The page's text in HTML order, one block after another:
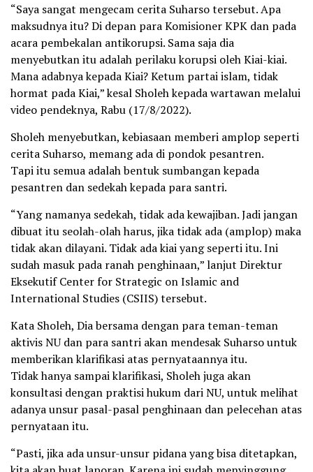
“Saya sangat mengecam cerita Suharso tersebut. Apa
maksudnya itu? Di depan para Komisioner KPK dan pada
acara pembekalan antikorupsi. Sama saja dia
menyebutkan itu adalah perilaku korupsi oleh Kiai-kiai.
Mana adabnya kepada Kiai? Ketum partai islam, tidak
hormat pada Kiai,” kesal Sholeh kepada wartawan melalui
video pendeknya, Rabu (17/8/2022).
Sholeh menyebutkan, kebiasaan memberi amplop seperti
cerita Suharso, memang ada di pondok pesantren.
Tapi itu semua adalah bentuk sumbangan kepada
pesantren dan sedekah kepada para santri.
“Yang namanya sedekah, tidak ada kewajiban. Jadi jangan
dibuat itu seolah-olah harus, jika tidak ada (amplop) maka
tidak akan dilayani. Tidak ada kiai yang seperti itu. Ini
sudah masuk pada ranah penghinaan,” lanjut Direktur
Eksekutif Center for Strategic on Islamic and
International Studies (CSIIS) tersebut.
Kata Sholeh, Dia bersama dengan para teman-teman
aktivis NU dan para santri akan mendesak Suharso untuk
memberikan klarifikasi atas pernyataannya itu.
Tidak hanya sampai klarifikasi, Sholeh juga akan
konsultasi dengan praktisi hukum dari NU, untuk melihat
adanya unsur pasal-pasal penghinaan dan pelecehan atas
pernyataan itu.
“Pasti, jika ada unsur-unsur pidana yang bisa ditetapkan,